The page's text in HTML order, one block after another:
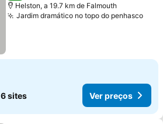
Helston, a 19.7 km de Falmouth
Jardim dramático no topo do penhascoVer
6 sites Ver preços